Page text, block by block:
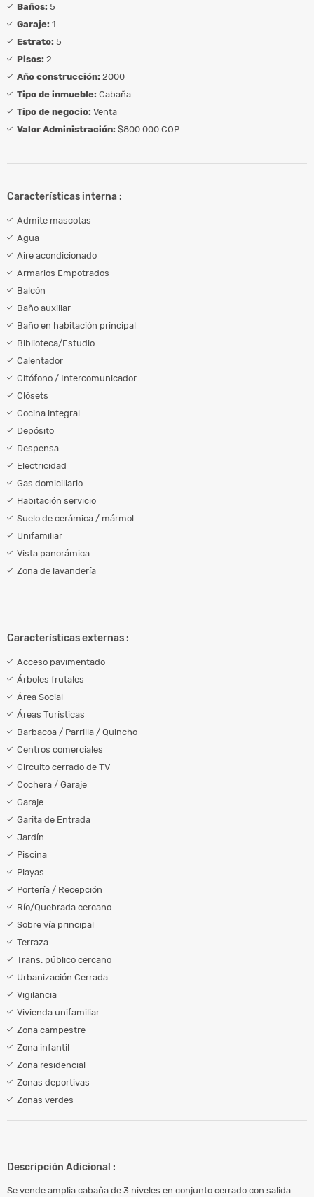
Baños: 5
Garaje: 1
Estrato: 5
Pisos: 2
Año construcción: 2000
Tipo de inmueble: Cabaña
Tipo de negocio: Venta
Valor Administración: $800.000 COP
Características interna :
Admite mascotas
Agua
Aire acondicionado
Armarios Empotrados
Balcón
Baño auxiliar
Baño en habitación principal
Biblioteca/Estudio
Calentador
Citófono / Intercomunicador
Clósets
Cocina integral
Depósito
Despensa
Electricidad
Gas domiciliario
Habitación servicio
Suelo de cerámica / mármol
Unifamiliar
Vista panorámica
Zona de lavandería
Características externas :
Acceso pavimentado
Árboles frutales
Área Social
Áreas Turísticas
Barbacoa / Parrilla / Quincho
Centros comerciales
Circuito cerrado de TV
Cochera / Garaje
Garaje
Garita de Entrada
Jardín
Piscina
Playas
Portería / Recepción
Río/Quebrada cercano
Sobre vía principal
Terraza
Trans. público cercano
Urbanización Cerrada
Vigilancia
Vivienda unifamiliar
Zona campestre
Zona infantil
Zona residencial
Zonas deportivas
Zonas verdes
Descripción Adicional :
Se vende amplia cabaña de 3 niveles en conjunto cerrado con salida